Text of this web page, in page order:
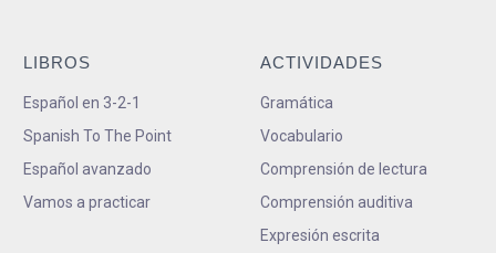
LIBROS
Español en 3-2-1
Spanish To The Point
Español avanzado
Vamos a practicar
ACTIVIDADES
Gramática
Vocabulario
Comprensión de lectura
Comprensión auditiva
Expresión escrita